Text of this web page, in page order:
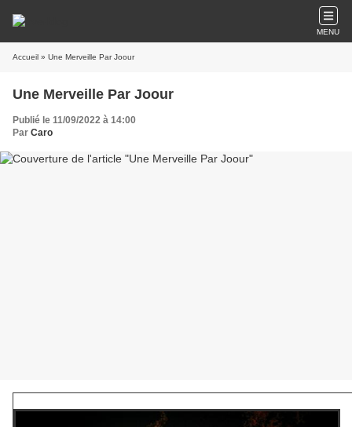
MENU
Accueil » Une Merveille Par Joour
Une Merveille Par Joour
Publié le 11/09/2022 à 14:00
Par Caro